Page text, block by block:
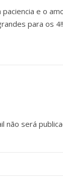
paciencia e o
para os
não será